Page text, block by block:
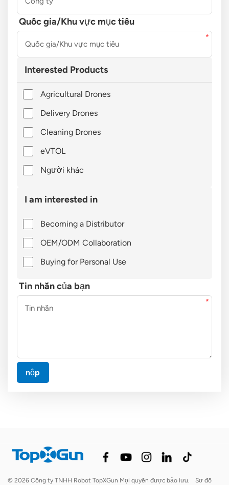
Quốc gia/Khu vực mục tiêu
Interested Products
Agricultural Drones
Delivery Drones
Cleaning Drones
eVTOL
Người khác
I am interested in
Becoming a Distributor
OEM/ODM Collaboration
Buying for Personal Use
Tin nhắn của bạn
nộp
© 2026 Công ty TNHH Robot TopXGun Mọi quyền được bảo lưu. Sơ đồ